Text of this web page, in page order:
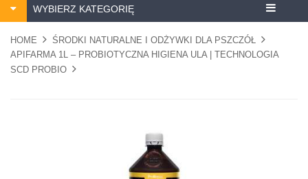
Centrum
WYBIERZ KATEGORIĘ
HOME
ŚRODKI NATURALNE I ODŻYWKI DLA PSZCZÓŁ
APIFARMA 1L – PROBIOTYCZNA HIGIENA ULA | TECHNOLOGIA
SCD PROBIO